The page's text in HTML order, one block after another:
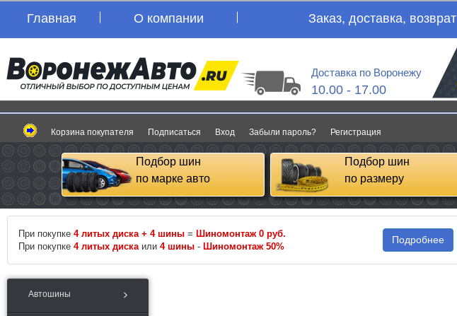
Главная О компании Заказ, доставка, возврат
Доставка по Воронежу
10.00 - 17.00
Корзина покупателя Подписаться Вход Забыли пароль? Регистрация
Подбор шин
по марке авто
Подбор шин
по размеру
При покупке 4 литых диска + 4 шины = Шиномонтаж 0 руб.
При покупке 4 литых диска или 4 шины - Шиномонтаж 50%
Подробнее
Автошины